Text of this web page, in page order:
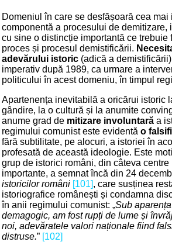
Domeniul în care se desfășoară cea mai
componentă a procesului de demitizare,
cu sine o distincție importantă ce trebuie
proces și procesul demistificării.
adevărului istoric (adică a
imperativ după 1989, ca urmare a
politicului în acest domeniu, în timpul
Apartenența inevitabilă a oricărui istoric
gândire, la o cultură și la anumite
anume grad de mitizare involuntară a
regimului comunist este evidentă o
fără subtilitate, pe alocuri, a istoriei în
profesată de această ideologie. Este
grup de istorici români, din câteva centre
importante, a semnat încă din 24
istoricilor români [101], care susținea
istoriografice românești și condamna
în anii regimului comunist: „Sub
demagogic, am fost rupți de lume și
noi, adevăratele valori naționale fiind
distruse.” [102]